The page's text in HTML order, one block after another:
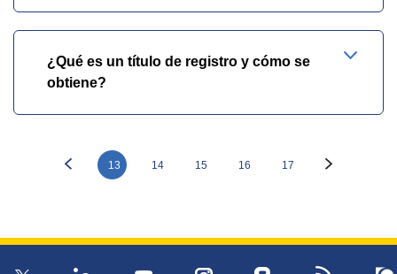
¿Qué es un título de registro y cómo se
obtiene?
13 14 15 16 17